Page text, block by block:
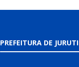
PREFEITURA DE JURUTI